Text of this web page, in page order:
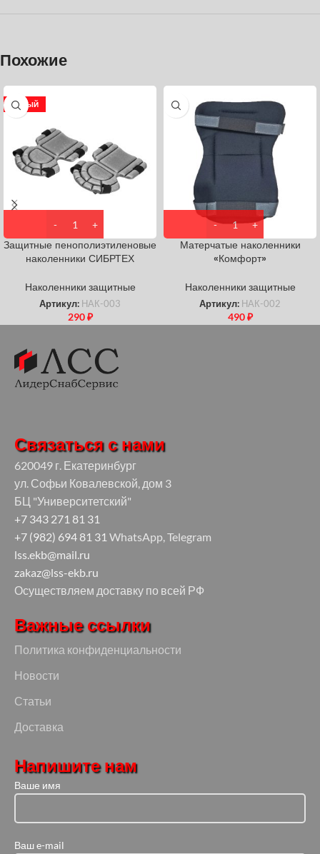
Похожие
НОВЫЙ
Защитные пенополиэтиленовые
наколенники СИБРТЕХ
Наколенники защитные
Артикул: НАК-003
290₽
Матерчатые наколенники
«Комфорт»
Наколенники защитные
Артикул: НАК-002
490₽
Связаться с нами
620049 г. Екатеринбург
ул. Софьи Ковалевской, дом 3
БЦ "Университетский"
+7 343 271 81 31
+7 (982) 694 81 31 WhatsApp, Telegram
lss.ekb@mail.ru
zakaz@lss-ekb.ru
Осуществляем доставку по всей РФ
Важные ссылки
Политика конфиденциальности
Новости
Статьи
Доставка
Напишите нам
Ваше имя
Ваш e-mail